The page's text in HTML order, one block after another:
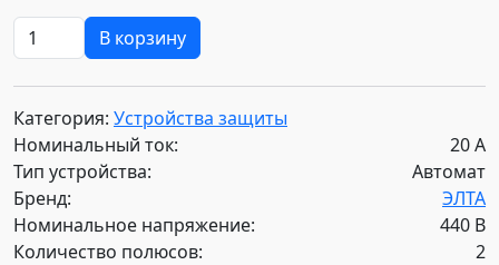
Количество
товара
Выключатель
автоматический
постоянного
тока
ВА25-
29
DC
В корзину
Категория: Устройства защиты
Номинальный ток:
20 А
Тип устройства:
Автомат
Бренд:
ЭЛТА
Номинальное напряжение:
440 В
Количество полюсов:
2